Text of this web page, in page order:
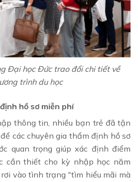
Đại học Đức trao đổi chi tiết về
trình du học
hồ sơ miễn phí
thông tin, nhiều bạn trẻ đã tận
các chuyên gia thẩm định hồ sơ
quan trọng giúp xác định điểm
cần thiết cho kỳ nhập học năm
vào tình trạng "tìm hiểu mãi mà